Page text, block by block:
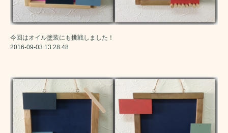
今回はオイル塗装にも挑戦しました！
2016-09-03 13:28:48